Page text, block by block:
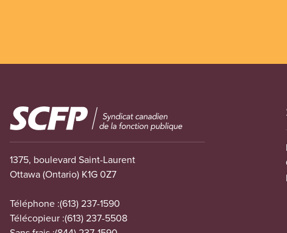
Image
1375, boulevard Saint-Laurent
Ottawa (Ontario) K1G 0Z7
Téléphone :(613) 237-1590
Télécopieur :(613) 237-5508